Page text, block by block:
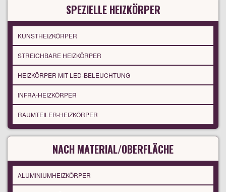
SPEZIELLE HEIZKÖRPER
KUNSTHEIZKÖRPER
STREICHBARE HEIZKÖRPER
HEIZKÖRPER MIT LED-BELEUCHTUNG
INFRA-HEIZKÖRPER
RAUMTEILER-HEIZKÖRPER
NACH MATERIAL/OBERFLÄCHE
ALUMINIUMHEIZKÖRPER